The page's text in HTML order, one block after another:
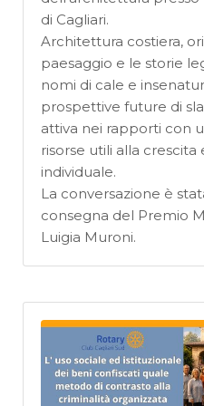
di Cagliari.
Architettura costiera,
paesaggio e le storie
nomi di cale e
prospettive future di
attiva nei rapporti con
risorse utili alla
individuale.
La conversazione è
consegna del Premio
Luigia Muroni.